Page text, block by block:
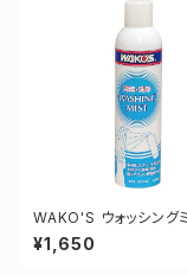
WAKO'S ウォッシング
0ml
¥1,650